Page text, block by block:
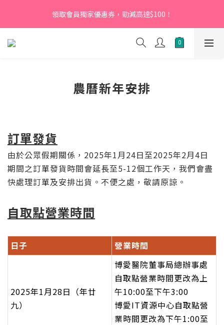
【新會員】即日起至2026月12月31日，首次下單輸入優惠碼
「NEW95」即可享95折
領取會員獨家優惠券，勁減高達$100！
【新會員】即日起至2026月12月31日，首次下單輸入優惠碼
「NEW95」即可享95折
農曆新年安排
訂單發貨
由於公眾假期關係，2025年1月24日至2025年2月4日
期間之訂單發貨時間會延長至5-12個工作天，我們會盡
快處理訂單及安排出貨。不便之處，敬請原諒。
自取點營業時間
日子 營業時間
2025年1月28日（年廿
九）
博愛醫院董事局總辦事處
自取點營業時間更改為上
午10:00至下午3:00
博愛IT資源中心自取點營
業時間更改為下午1:00至